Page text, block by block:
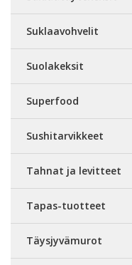
Suklaavohvelit
Suolakeksit
Superfood
Sushitarvikkeet
Tahnat ja levitteet
Tapas-tuotteet
Täysjyvämurot